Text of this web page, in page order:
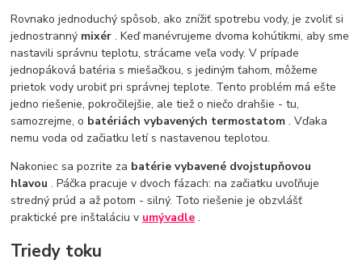
Rovnako jednoduchý spôsob, ako znížiť spotrebu vody, je zvoliť si
jednostranný mixér . Keď manévrujeme dvoma kohútikmi, aby sme
nastavili správnu teplotu, strácame veľa vody. V prípade
jednopáková batéria s miešačkou, s jediným ťahom, môžeme
prietok vody urobiť pri správnej teplote. Tento problém má ešte
jedno riešenie, pokročilejšie, ale tiež o niečo drahšie - tu,
samozrejme, o batériách vybavených termostatom . Vďaka
nemu voda od začiatku letí s nastavenou teplotou.
Nakoniec sa pozrite za batérie vybavené dvojstupňovou
hlavou . Páčka pracuje v dvoch fázach: na začiatku uvoľňuje
stredný prúd a až potom - silný. Toto riešenie je obzvlášť
praktické pre inštaláciu v umývadle .
Triedy toku